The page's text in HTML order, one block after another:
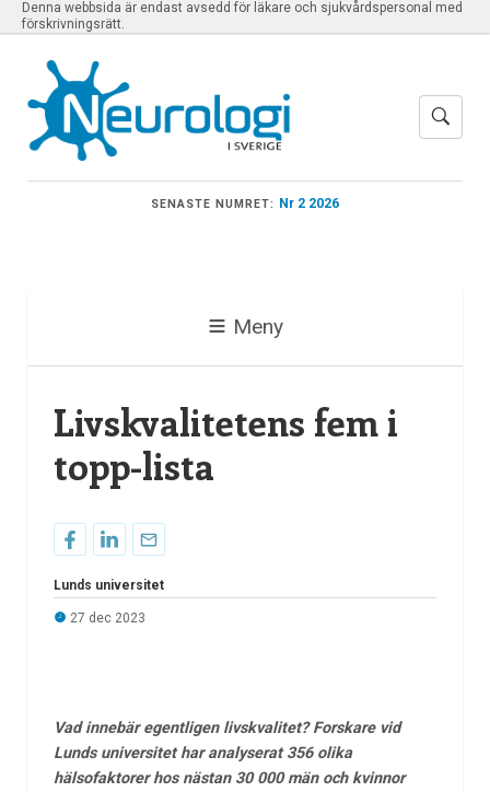
Denna webbsida är endast avsedd för läkare och sjukvårdspersonal med
förskrivningsrätt.
SENASTE NUMRET: Nr 2 2026
Meny
Livskvalitetens fem i
topp-lista
Lunds universitet
27 dec 2023
Vad innebär egentligen livskvalitet? Forskare vid
Lunds universitet har analyserat 356 olika
hälsofaktorer hos nästan 30 000 män och kvinnor